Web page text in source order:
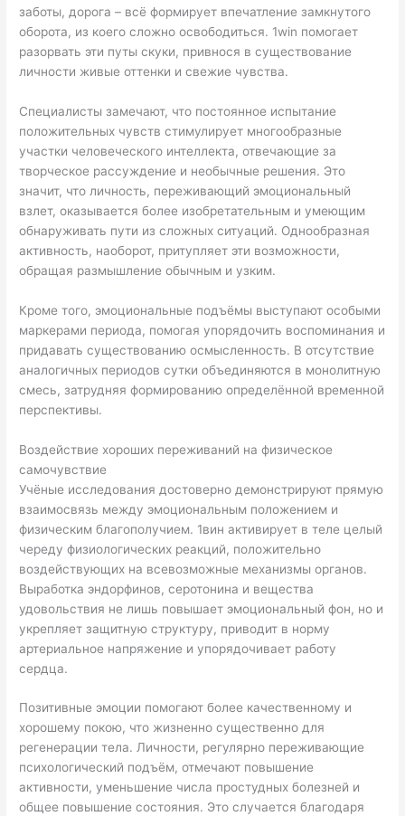
заботы, дорога – всё формирует впечатление замкнутого
оборота, из коего сложно освободиться. 1win помогает
разорвать эти путы скуки, привнося в существование
личности живые оттенки и свежие чувства.
Специалисты замечают, что постоянное испытание
положительных чувств стимулирует многообразные
участки человеческого интеллекта, отвечающие за
творческое рассуждение и необычные решения. Это
значит, что личность, переживающий эмоциональный
взлет, оказывается более изобретательным и умеющим
обнаруживать пути из сложных ситуаций. Однообразная
активность, наоборот, притупляет эти возможности,
обращая размышление обычным и узким.
Кроме того, эмоциональные подъёмы выступают особыми
маркерами периода, помогая упорядочить воспоминания и
придавать существованию осмысленность. В отсутствие
аналогичных периодов сутки объединяются в монолитную
смесь, затрудняя формированию определённой временной
перспективы.
Воздействие хороших переживаний на физическое
самочувствие
Учёные исследования достоверно демонстрируют прямую
взаимосвязь между эмоциональным положением и
физическим благополучием. 1вин активирует в теле целый
череду физиологических реакций, положительно
воздействующих на всевозможные механизмы органов.
Выработка эндорфинов, серотонина и вещества
удовольствия не лишь повышает эмоциональный фон, но и
укрепляет защитную структуру, приводит в норму
артериальное напряжение и упорядочивает работу
сердца.
Позитивные эмоции помогают более качественному и
хорошему покою, что жизненно существенно для
регенерации тела. Личности, регулярно переживающие
психологический подъём, отмечают повышение
активности, уменьшение числа простудных болезней и
общее повышение состояния. Это случается благодаря